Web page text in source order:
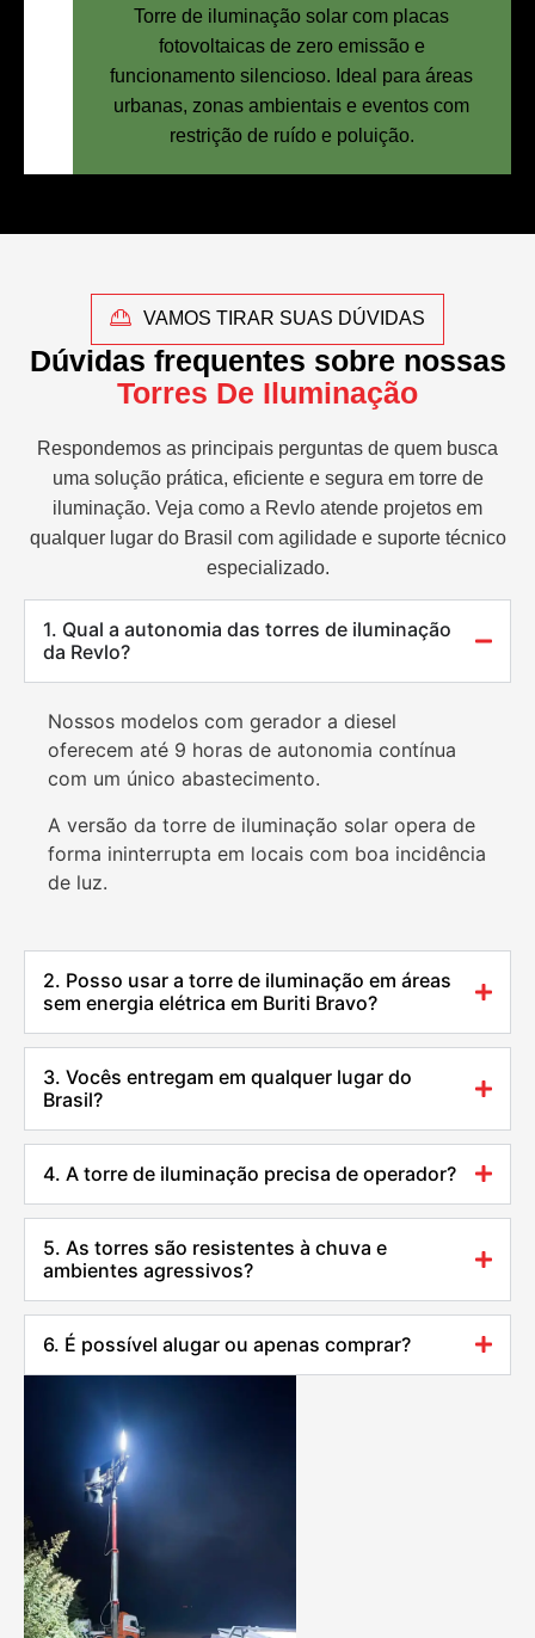
Torre de iluminação solar com placas
fotovoltaicas de zero emissão e
funcionamento silencioso. Ideal para áreas
urbanas, zonas ambientais e eventos com
restrição de ruído e poluição.
VAMOS TIRAR SUAS DÚVIDAS
Dúvidas frequentes sobre nossas
Torres De Iluminação
Respondemos as principais perguntas de quem busca
uma solução prática, eficiente e segura em torre de
iluminação. Veja como a Revlo atende projetos em
qualquer lugar do Brasil com agilidade e suporte técnico
especializado.
1. Qual a autonomia das torres de iluminação
da Revlo?
Nossos modelos com gerador a diesel
oferecem até 9 horas de autonomia contínua
com um único abastecimento.
A versão da torre de iluminação solar opera de
forma ininterrupta em locais com boa incidência
de luz.
2. Posso usar a torre de iluminação em áreas
sem energia elétrica em Buriti Bravo?
3. Vocês entregam em qualquer lugar do
Brasil?
4. A torre de iluminação precisa de operador?
5. As torres são resistentes à chuva e
ambientes agressivos?
6. É possível alugar ou apenas comprar?